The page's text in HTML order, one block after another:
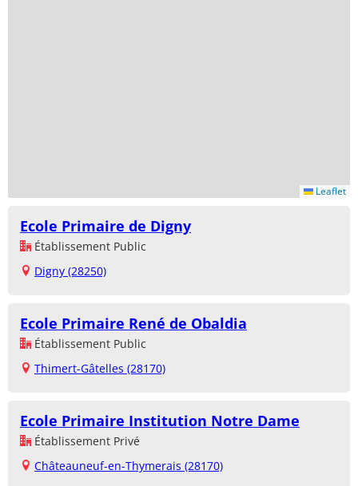
Leaflet
Ecole Primaire de Digny
Établissement Public
Digny (28250)
Ecole Primaire René de Obaldia
Établissement Public
Thimert-Gâtelles (28170)
Ecole Primaire Institution Notre Dame
Établissement Privé
Châteauneuf-en-Thymerais (28170)